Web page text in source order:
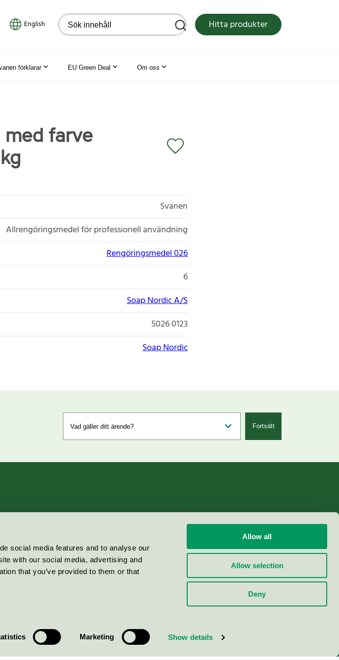
social media features and to analyse our
with our social media, advertising and
that you’ve provided to them or that
Marketing Show details
Allow all
Allow selection
Deny
English Sök på webbplatsen Hitta produkter
förklarar EU Green Deal Om oss
med farve
Svanen
Allrengöringsmedel för professionell användning
Rengöringsmedel 026
6
Soap Nordic A/S
5026 0123
Soap Nordic
Fortsätt